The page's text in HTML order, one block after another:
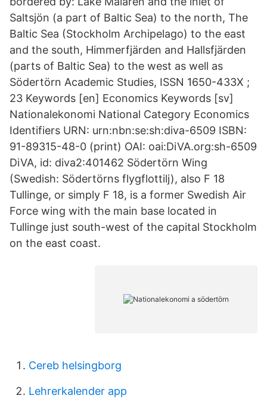
Saltsjön (a part of Baltic Sea) to the north, The
Baltic Sea (Stockholm Archipelago) to the east
and the south, Himmerfjärden and Hallsfjärden
(parts of Baltic Sea) to the west as well as
Södertörn Academic Studies, ISSN 1650-433X ;
23 Keywords [en] Economics Keywords [sv]
Nationalekonomi National Category Economics
Identifiers URN: urn:nbn:se:sh:diva-6509 ISBN:
91-89315-48-0 (print) OAI: oai:DiVA.org:sh-6509
DiVA, id: diva2:401462 Södertörn Wing
(Swedish: Södertörns flygflottilj), also F 18
Tullinge, or simply F 18, is a former Swedish Air
Force wing with the main base located in
Tullinge just south-west of the capital Stockholm
on the east coast.
Cereb helsingborg
Lehrerkalender app